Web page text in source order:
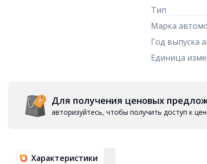
Тип
Марка
Год выпуска
Единица
Для получения ценовых
авторизуйтесь, чтобы получить доступ к
Характеристики